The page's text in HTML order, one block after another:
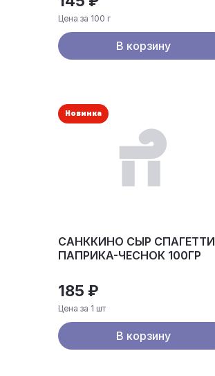
Цена за 100 г
В корзину
Новинка
САНККИНО СЫР СПАГЕТТИ
ПАПРИКА-ЧЕСНОК 100ГР
185 ₽
Цена за 1 шт
В корзину